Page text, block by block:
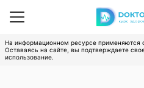
На информационном ресурсе применяются
Оставаясь на сайте, вы подтверждаете
использование.